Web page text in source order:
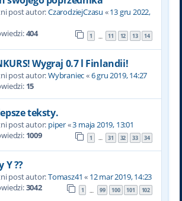
post autor:CzarodziejCzasu «13 gru 2022,
404 1 … 11 12 13 14
Wygraj 0.7 l Finlandii!
post autor:Wybraniec«6 gru 2019, 14:27
15
teksty.
post autor: piper«3 maja 2019, 13:01
1009 1 … 31 32 33 34
Y ??
post autor:Tomasz41 « 12 mar 2019, 14:23
3042 1 … 99 100 101 102